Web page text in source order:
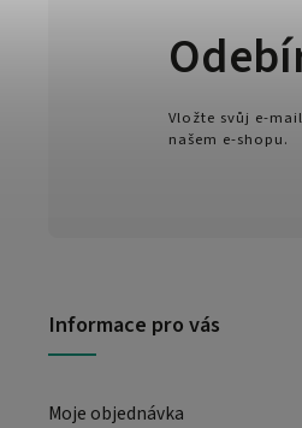
Informace pro vás
Moje objednávka
Vložte svůj e-
našem e-shopu.